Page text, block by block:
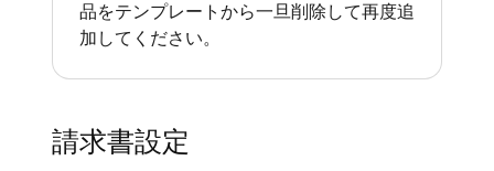
入力します。
請求書の件名（お客さまに表示されま
す）。
1回限りの請求書の場合は、送信日を
[支払い]）> [請求書] の順に進みます。
削除するテンプレートを選択して、[削除
をクリックします。
品をテンプレートから一旦削除して再度追
加してください。
請求書設定